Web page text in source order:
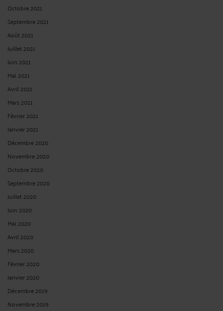
Octobre 2021
Septembre 2021
Août 2021
Juillet 2021
Juin 2021
Mai 2021
Avril 2021
Mars 2021
Février 2021
Janvier 2021
Décembre 2020
Novembre 2020
Octobre 2020
Septembre 2020
Juillet 2020
Juin 2020
Mai 2020
Avril 2020
Mars 2020
Février 2020
Janvier 2020
Décembre 2019
Novembre 2019